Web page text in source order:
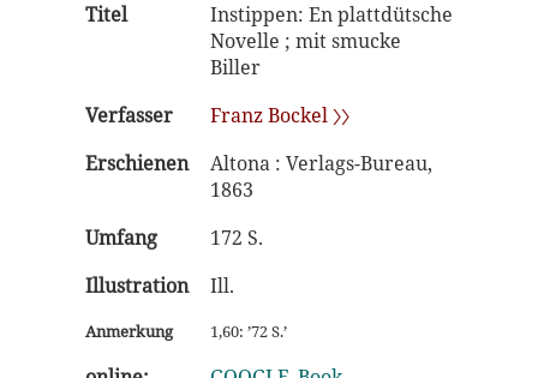
Titel
Instippen: En plattdütsche
Novelle ; mit smucke
Biller
Verfasser
Franz Bockel 〉〉
Erschienen
Altona : Verlags-Bureau,
1863
Umfang
172 S.
Illustration
Ill.
Anmerkung 1,60: ’72 S.’